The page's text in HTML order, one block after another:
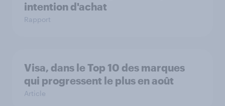
intention d'achat
Rapport
Visa, dans le Top 10 des marques
qui progressent le plus en août
Article